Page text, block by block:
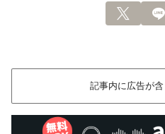
記事内に広告が含